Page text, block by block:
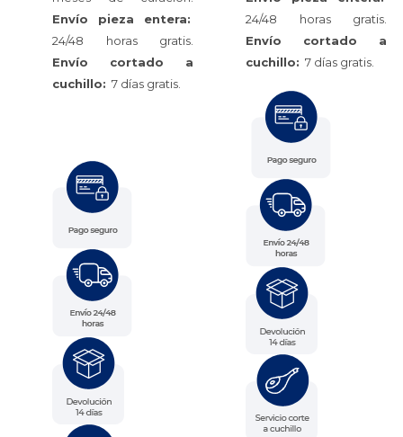
Envío pieza entera:
24/48 horas gratis.
Envío cortado a
cuchillo: 7 días gratis.
24/48 horas gratis.
Envío cortado a
cuchillo: 7 días gratis.